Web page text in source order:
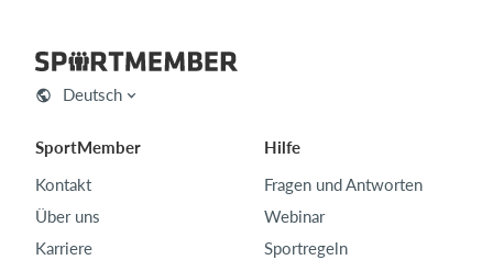
Deutsch
SportMember
Kontakt
Über uns
Karriere
Hilfe
Fragen und Antworten
Webinar
Sportregeln